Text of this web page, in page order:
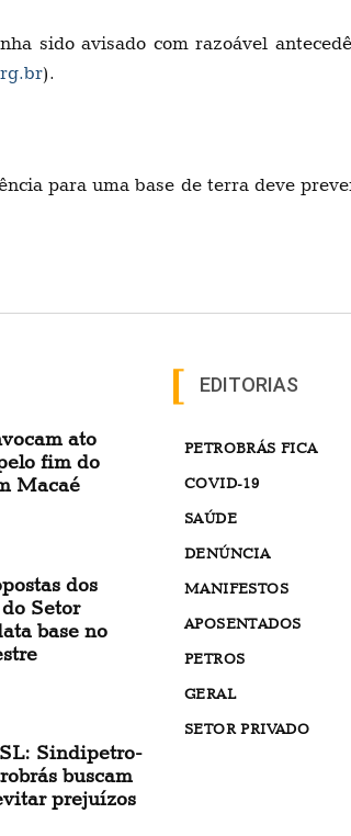
sido avisado com razoável
).
para uma base de terra deve
ato
fim do
Macaé
dos
Setor
base no
Sindipetro-
buscam
prejuízos
EDITORIAS
PETROBRÁS FICA
COVID-19
SAÚDE
DENÚNCIA
MANIFESTOS
APOSENTADOS
PETROS
GERAL
SETOR PRIVADO